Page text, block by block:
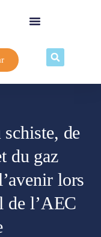
de
du gaz
lors
de l’AEC